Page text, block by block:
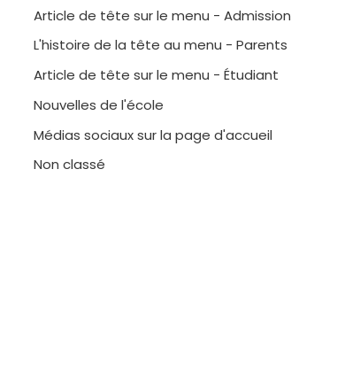
Article de tête sur le menu - Admission
L'histoire de la tête au menu - Parents
Article de tête sur le menu - Étudiant
Nouvelles de l'école
Médias sociaux sur la page d'accueil
Non classé